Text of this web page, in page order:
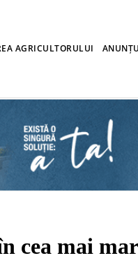
AGRICULTORULUI
cea mai